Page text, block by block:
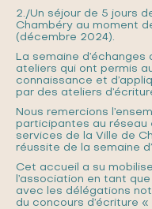
2./Un séjour de 5 jours
Chambéry au moment
(décembre 2024).
La semaine
ateliers qui ont permis
connaissance et
par des ateliers
Nous remercions
participantes au réseau
services de la Ville de
réussite de la semaine
Cet accueil a su
l’association en tant
avec les délégations
du concours d’écriture «